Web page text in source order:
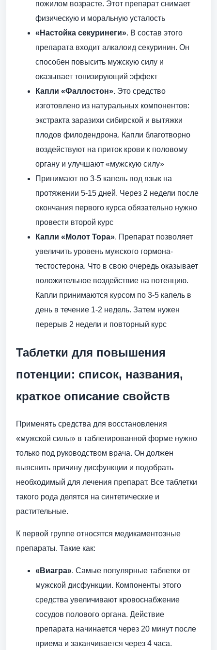
пожилом возрасте. Этот препарат снимает
физическую и моральную усталость
«Настойка секуринеги». В состав этого
препарата входит алкалоид секуринин. Он
способен повысить мужскую силу и
оказывает тонизирующий эффект
Капли «Фаллостон». Это средство
изготовлено из натуральных компонентов:
экстракта заразихи сибирской и вытяжки
плодов филодендрона. Капли благотворно
воздействуют на приток крови к половому
органу и улучшают «мужскую силу»
Принимают по 3-5 капель под язык на
протяжении 5-15 дней. Через 2 недели после
окончания первого курса обязательно нужно
провести второй курс
Капли «Молот Тора». Препарат позволяет
увеличить уровень мужского гормона-
тестостерона. Что в свою очередь оказывает
положительное воздействие на потенцию.
Капли принимаются курсом по 3-5 капель в
день в течение 1-2 недель. Затем нужен
перерыв 2 недели и повторный курс
Таблетки для повышения
потенции: список, названия,
краткое описание свойств
Применять средства для восстановления
«мужской силы» в таблетированной форме нужно
только под руководством врача. Он должен
выяснить причину дисфункции и подобрать
необходимый для лечения препарат. Все таблетки
такого рода делятся на синтетические и
растительные.
К первой группе относятся медикаментозные
препараты. Такие как:
«Виагра». Самые популярные таблетки от
мужской дисфункции. Компоненты этого
средства увеличивают кровоснабжение
сосудов полового органа. Действие
препарата начинается через 20 минут после
приема и заканчивается через 4 часа.